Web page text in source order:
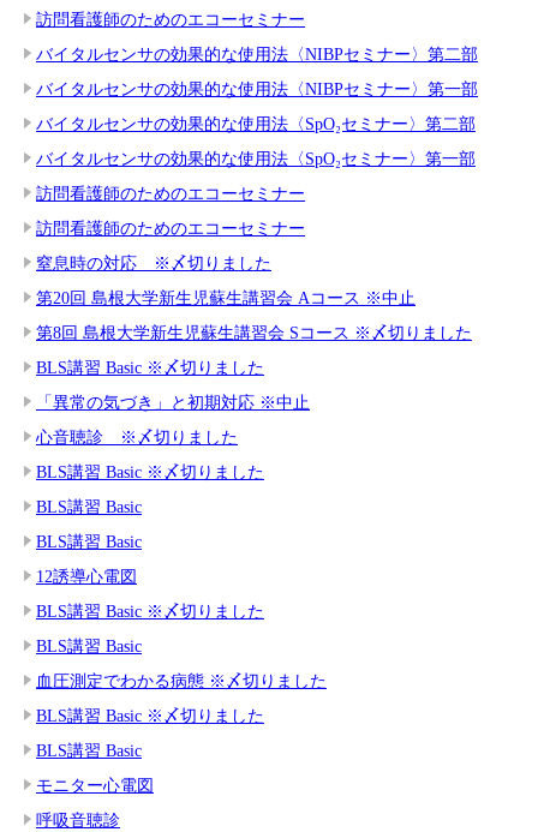
訪問看護師のためのエコーセミナー
バイタルセンサの効果的な使用法〈NIBPセミナー〉第二部
バイタルセンサの効果的な使用法〈NIBPセミナー〉第一部
バイタルセンサの効果的な使用法〈SpO₂セミナー〉第二部
バイタルセンサの効果的な使用法〈SpO₂セミナー〉第一部
訪問看護師のためのエコーセミナー
訪問看護師のためのエコーセミナー
窒息時の対応 ※〆切りました
第20回 島根大学新生児蘇生講習会 Aコース ※中止
第8回 島根大学新生児蘇生講習会 Sコース ※〆切りました
BLS講習 Basic ※〆切りました
「異常の気づき」と初期対応 ※中止
心音聴診 ※〆切りました
BLS講習 Basic ※〆切りました
BLS講習 Basic
BLS講習 Basic
12誘導心電図
BLS講習 Basic ※〆切りました
BLS講習 Basic
血圧測定でわかる病態 ※〆切りました
BLS講習 Basic ※〆切りました
BLS講習 Basic
モニター心電図
呼吸音聴診